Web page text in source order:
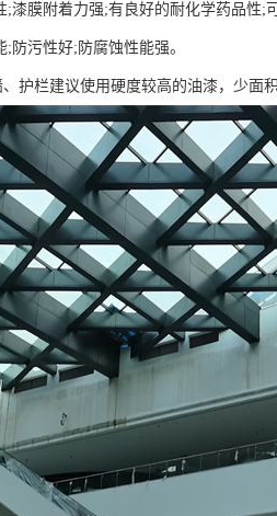
膜附着力强;有良好的耐化学药品性;可
污性好;防腐蚀性能强。
栏建议使用硬度较高的油漆，少面积